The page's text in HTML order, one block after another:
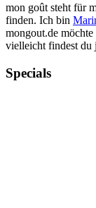
mon goût steht für
finden. Ich bin
mongout.de
vielleicht findest du
Specials